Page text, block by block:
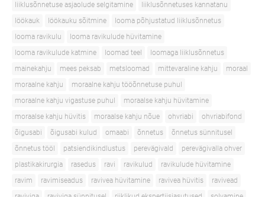
liiklusõnnetuse asjaolude selgitamine
liiklusõnnetuses kannatanu
löökauk
löökauku sõitmine
looma põhjustatud liiklusõnnetus
looma ravikulu
looma ravikulude hüvitamine
looma ravikulude katmine
loomad teel
loomaga liiklusõnnetus
mainekahju
mees peksab metsloomad mittevaraline kahju
moraal
moraalne kahju
moraalne kahju tööõnnetuse puhul
moraalne kahju vigastuse puhul
moraalse kahju hüvitamine
moraalse kahju hüvitis
moraalse kahju nõue ohvriabi
ohvriabifond
õigusabi
õigusabi kulud omaabi õnnetus
õnnetus sünnitusel
õnnetus tööl
patsiendikindlustus perevägivald
perevägivalla ohver
plastikakirurgia
rasedus ravi ravikulud
ravikulude hüvitamine
ravim
ravimiseadus ravivea hüvitamine ravivea hüvitis
ravivead